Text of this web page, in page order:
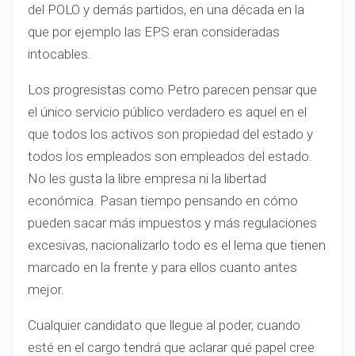
del POLO y demás partidos, en una década en la
que por ejemplo las EPS eran consideradas
intocables.
Los progresistas como Petro parecen pensar que
el único servicio público verdadero es aquel en el
que todos los activos son propiedad del estado y
todos los empleados son empleados del estado.
No les gusta la libre empresa ni la libertad
económica. Pasan tiempo pensando en cómo
pueden sacar más impuestos y más regulaciones
excesivas, nacionalizarlo todo es el lema que tienen
marcado en la frente y para ellos cuanto antes
mejor.
Cualquier candidato que llegue al poder, cuando
esté en el cargo tendrá que aclarar qué papel cree